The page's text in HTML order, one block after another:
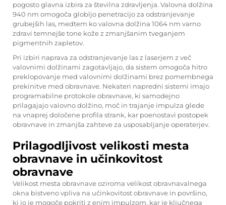
pogosto glavna izbira za številna zdravljenja. Valovna dolžina
940 nm omogoča globljo penetracijo za odstranjevanje
grubejših las, medtem ko valovna dolžina 1064 nm varno
zdravi temnejše tone kože z zmanjšanim tveganjem
pigmentnih zapletov.
Pri izbiri naprava za odstranjevanje las z laserjem z več
valovnimi dolžinami zagotavljajo, da sistem omogoča hitro
preklopovanje med valovnimi dolžinami brez pomembnega
prekinitve med obravnave. Nekateri napredni sistemi imajo
programabilne protokole obravnave, ki samodejno
prilagajajo valovno dolžino, moč in trajanje impulza glede
na vnaprej določene profila strank, kar poenostavi postopek
obravnave in zmanjša zahteve za usposabljanje operaterjev.
Prilagodljivost velikosti mesta
obravnave in učinkovitost
obravnave
Velikost mesta obravnave oziroma velikost obravnavalnega
okna bistveno vpliva na učinkovitost obravnave in površino,
ki jo je mogoče pokriti z enim impulzom, kar je ključnega